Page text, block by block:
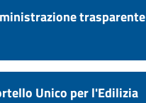
trasparente
Unico per l'Edilizia